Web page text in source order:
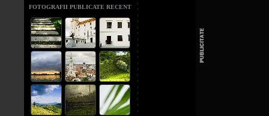
FOTOGRAFII PUBLICATE RECENT